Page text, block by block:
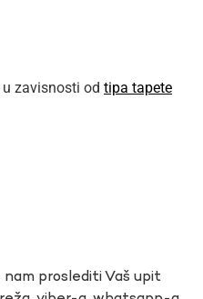
u zavisnosti od tipa tapete
proslediti Vaš upit